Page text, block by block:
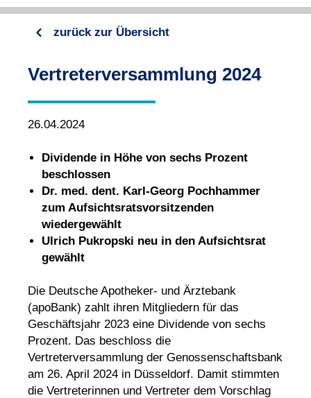
zurück zur Übersicht
Vertreterversammlung 2024
26.04.2024
Dividende in Höhe von sechs Prozent
beschlossen
Dr. med. dent. Karl-Georg Pochhammer
zum Aufsichtsratsvorsitzenden
wiedergewählt
Ulrich Pukropski neu in den Aufsichtsrat
gewählt
Die Deutsche Apotheker- und Ärztebank
(apoBank) zahlt ihren Mitgliedern für das
Geschäftsjahr 2023 eine Dividende von sechs
Prozent. Das beschloss die
Vertreterversammlung der Genossenschaftsbank
am 26. April 2024 in Düsseldorf. Damit stimmten
die Vertreterinnen und Vertreter dem Vorschlag